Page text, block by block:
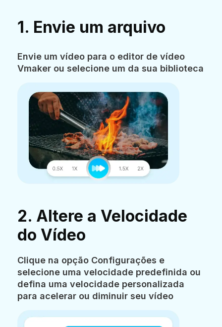
1. Envie um arquivo
Envie um vídeo para o editor de vídeo
Vmaker ou selecione um da sua biblioteca
2. Altere a Velocidade
do Vídeo
Clique na opção Configurações e
selecione uma velocidade predefinida ou
defina uma velocidade personalizada
para acelerar ou diminuir seu vídeo